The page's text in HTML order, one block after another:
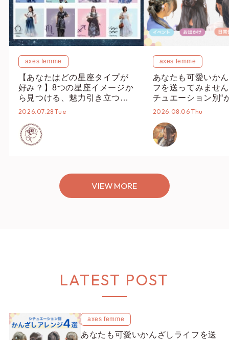
axes femme
【あなたはどの星座タイプが
好み？】8つの星座イメージか
ら見つける、魅力引き立つス
タイリング♡
2026.07.28 Tue
axes femme
あなたも可愛いか
フを送ってみませ
チュエーション別“
オススメ【ショッ
2026.08.06 Thu
VIEW MORE
LATEST POST
axes femme
あなたも可愛いかんざしライフを送